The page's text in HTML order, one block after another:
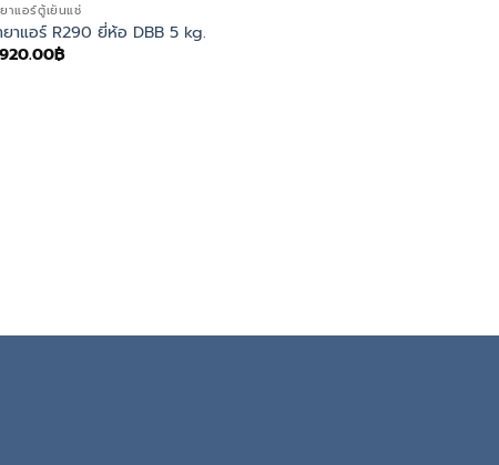
าแอร์ตู้เย็นแช่
ยาแอร์ R290 ยี่ห้อ DBB 5 kg.
฿